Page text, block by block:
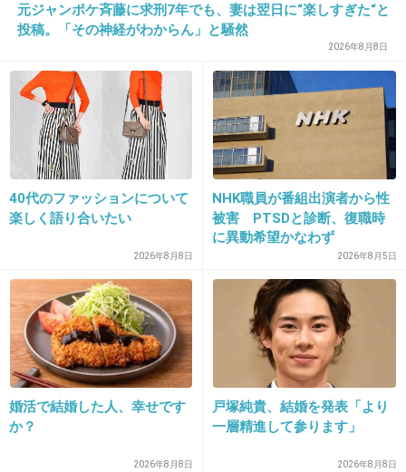
22. 匿名 2013/04/29(月) 19:23:05
HKT48の指原莉乃がHKT48劇場支配人に
就任
girlschannel.net
HKT48の指原莉乃がHKT48劇場支配人に就任 そんな中、HKT48の指原莉乃
がHKT48劇場支配人となることも発表。現HKT48劇場支配人の佐藤和也氏
と共に、二人でHKT48劇場を盛り上げていくことになった。 さしこが劇場
支配人に!? AKB48、5大ドームコンサート決定！ （web...
23. 匿名 2013/04/29(月) 19:38:33
ＡＫＢ４８関連の話題ウザイです
AKB48とは
▼整形ＯＫ
元ジャンポケ斉藤に求刑7年でも、妻は翌日に“楽しすぎた“と
投稿。「その神経がわからん」と騒然
2026年8月8日
40代のファッションについて
楽しく語り合いたい
2026年8月8日
NHK職員が番組出演者から性
被害 PTSDと診断、復職時
に異動希望かなわず
2026年8月5日
婚活で結婚した人、幸せです
か？
2026年8月8日
戸塚純貴、結婚を発表「より
一層精進して参ります」
2026年8月8日